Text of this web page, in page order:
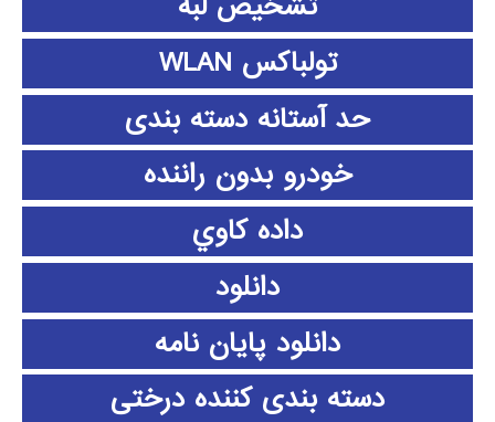
تولباکس WLAN
حد آستانه دسته بندی
خودرو بدون راننده
داده كاوي
دانلود
دانلود پايان نامه
دسته بندی کننده درختی